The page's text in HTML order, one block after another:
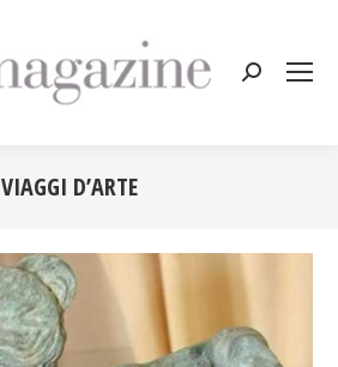
Cerca:
VIAGGI D’ARTE